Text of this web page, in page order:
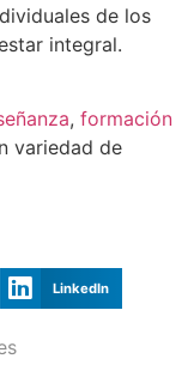
de los
integral.
, formación
variedad de
LinkedIn